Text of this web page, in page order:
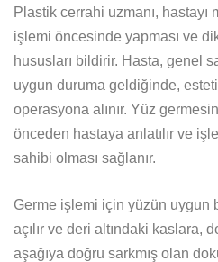
Plastik cerrahi uzmanı, hastayı
işlemi öncesinde yapması ve
hususları bildirir. Hasta, genel
uygun duruma geldiğinde,
operasyona alınır. Yüz
önceden hastaya anlatılır ve
sahibi olması sağlanır.
Germe işlemi için yüzün uygun
açılır ve deri altındaki kaslara,
aşağıya doğru sarkmış olan